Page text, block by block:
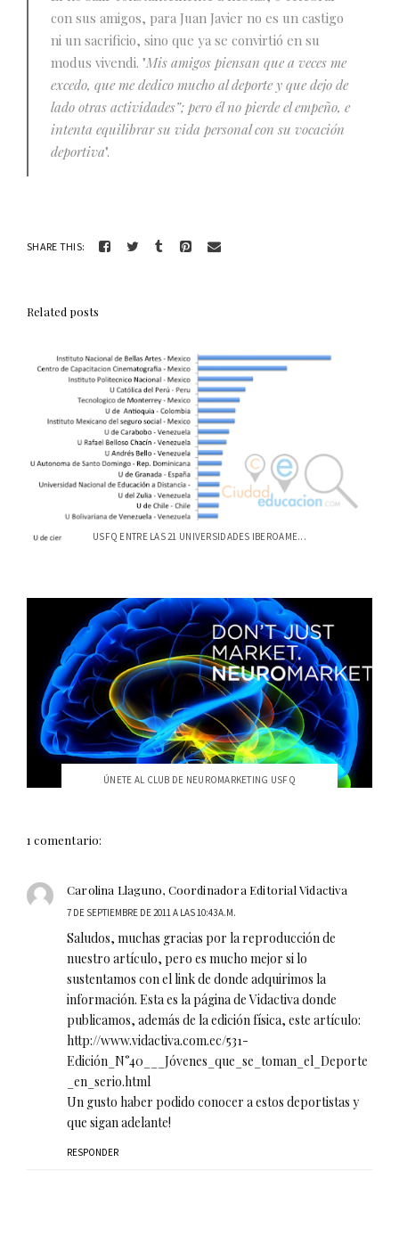
con sus amigos, para Juan Javier no es un castigo
ni un sacrificio, sino que ya se convirtió en su
modus vivendi. "Mis amigos piensan que a veces me
excedo, que me dedico mucho al deporte y que dejo de
lado otras actividades”; pero él no pierde el empeño, e
intenta equilibrar su vida personal con su vocación
deportiva".
SHARE THIS:
Related posts
USFQ ENTRE LAS 21 UNIVERSIDADES IBEROAME...
ÚNETE AL CLUB DE NEUROMARKETING USFQ
1 comentario:
Carolina Llaguno, Coordinadora Editorial Vidactiva
7 DE SEPTIEMBRE DE 2011 A LAS 10:43 A.M.
Saludos, muchas gracias por la reproducción de
nuestro artículo, pero es mucho mejor si lo
sustentamos con el link de donde adquirimos la
información. Esta es la página de Vidactiva donde
publicamos, además de la edición física, este artículo:
http://www.vidactiva.com.ec/531-
Edición_N°40___Jóvenes_que_se_toman_el_Deporte
_en_serio.html
Un gusto haber podido conocer a estos deportistas y
que sigan adelante!
RESPONDER